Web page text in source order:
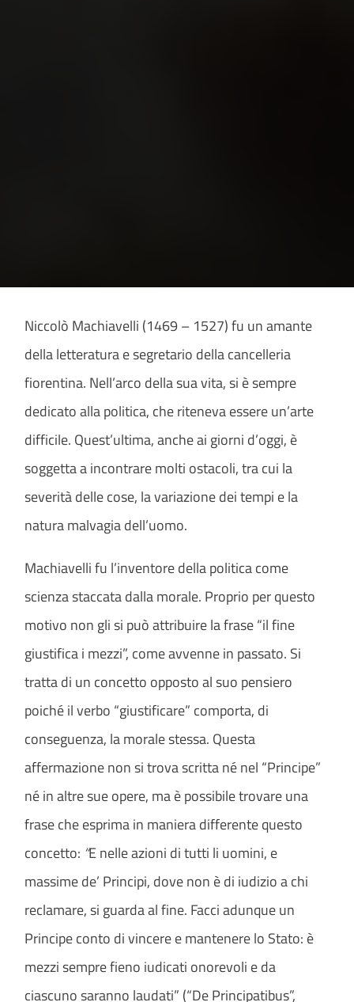
Niccolò Machiavelli (1469 – 1527) fu un amante
della letteratura e segretario della cancelleria
fiorentina. Nell’arco della sua vita, si è sempre
dedicato alla politica, che riteneva essere un’arte
difficile. Quest’ultima, anche ai giorni d’oggi, è
soggetta a incontrare molti ostacoli, tra cui la
severità delle cose, la variazione dei tempi e la
natura malvagia dell’uomo.
Machiavelli fu l’inventore della politica come
scienza staccata dalla morale. Proprio per questo
motivo non gli si può attribuire la frase “il fine
giustifica i mezzi”, come avvenne in passato. Si
tratta di un concetto opposto al suo pensiero
poiché il verbo “giustificare” comporta, di
conseguenza, la morale stessa. Questa
affermazione non si trova scritta né nel “Principe”
né in altre sue opere, ma è possibile trovare una
frase che esprima in maniera differente questo
concetto: “E nelle azioni di tutti li uomini, e
massime de’ Principi, dove non è di iudizio a chi
reclamare, si guarda al fine. Facci adunque un
Principe conto di vincere e mantenere lo Stato: è
mezzi sempre fieno iudicati onorevoli e da
ciascuno saranno laudati” (“De Principatibus”,